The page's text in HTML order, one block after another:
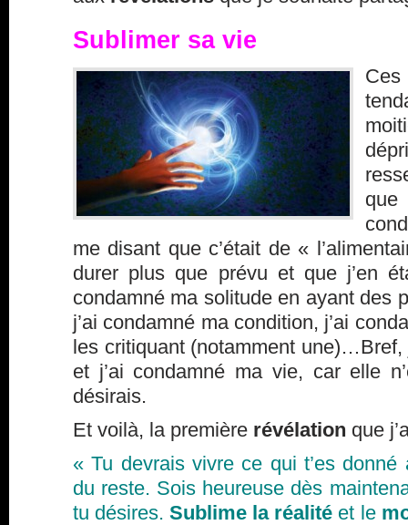
Sublimer sa vie
Ces
me disant que c’était de «
durer plus que prévu et que j’en
condamné ma solitude en ayant des
j’ai condamné ma condition, j’ai
les critiquant (notamment une)…Bref,
et j’ai condamné ma vie, car elle
désirais.
Et voilà, la première révélation que
« Tu devrais vivre ce qui t’es
du reste. Sois heureuse dès
tu désires.Sublime la réalité et le